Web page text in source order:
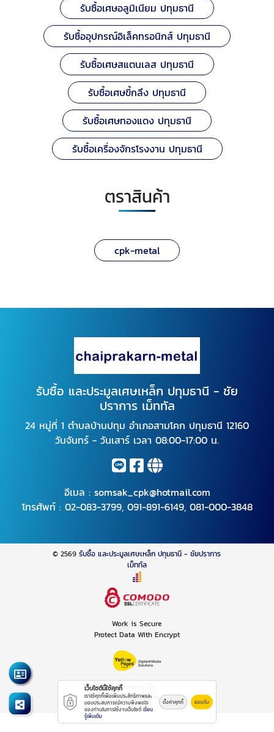
รับซื้อเศษอลูมิเนียม ปทุมธานี
รับซื้ออุปกรณ์อิเล็คทรอนิกส์ ปทุมธานี
รับซื้อเศษสแตนเลส ปทุมธานี
รับซื้อเศษขี้กลึง ปทุมธานี
รับซื้อเศษทองแดง ปทุมธานี
รับซื้อเครื่องจักรโรงงาน ปทุมธานี
ตราสินค้า
cpk-metal
รับซื้อ และประมูลเศษเหล็ก ปทุมธานี - ชัย
ปราการ เม็ททัล
24 หมู่ที่ 1 ตำบลบ้านปทุม อำเภอสามโคก ปทุมธานี 12160
วันจันทร์ - วันเสาร์ เวลา 08:00-17:00 น.
อีเมล : somsak_cpk@hotmail.com
โทรศัพท์ : 02-083-3799, 091-891-6149, 081-000-3848
© 2569รับซื้อ และประมูลเศษเหล็ก ปทุมธานี - ชัยปราการ
เม็ททัล
Work is Secure
Protect Data With Encrypt
Powered By
Thailand YellowPages
เว็บไซต์นี้ใช้คุกกี้
เราใช้คุกกี้เพื่อเพิ่มประสิทธิภาพและ
มอบประสบการณ์ความพึงพอใจ
ของท่านในการใช้งานเว็บไซต์ เรียน
รู้เพิ่มเติม
ตั้งค่าคุกกี้ ยอมรับ